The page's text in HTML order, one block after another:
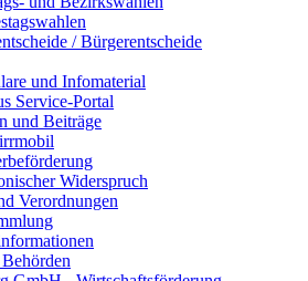
/ Bürgerentscheide
und Infomaterial
Service-Portal
und Beiträge
Widerspruch
Verordnungen